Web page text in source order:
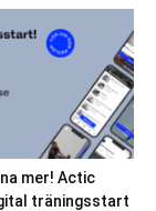
mer! Actic
träningsstart